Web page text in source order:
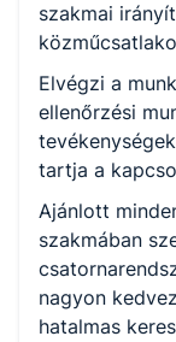
szakmai
Elvégzi a
ellenőrzési
tartja a
Ajánlott
szakmában
nagyon
hatalmas